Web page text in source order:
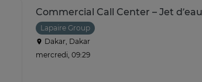
Commercial Call Center – Jet d’eau
Lapaire Group
Dakar, Dakar
mercredi, 09:29